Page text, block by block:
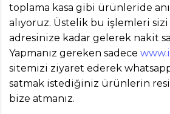
toplama kasa gibi ürünleride
alıyoruz. Üstelik bu işlemleri sizi
adresinize kadar gelerek nakit
Yapmanız gereken sadece
sitemizi ziyaret ederek
satmak istediğiniz ürünlerin
bize atmanız.